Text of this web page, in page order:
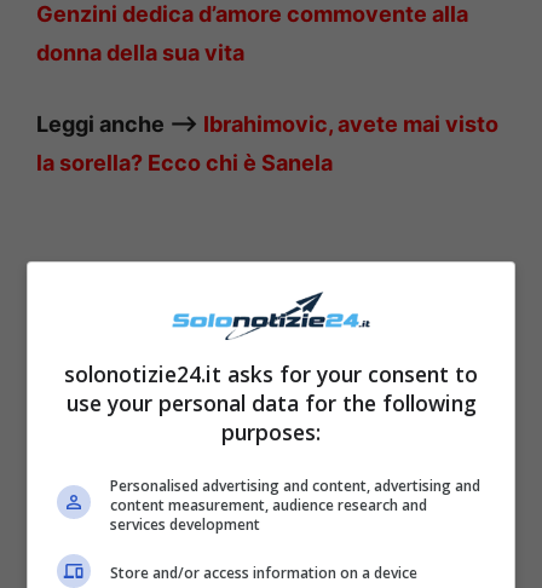
Genzini dedica d’amore commovente alla
donna della sua vita
Leggi anche —–> Ibrahimovic, avete mai visto
la sorella? Ecco chi è Sanela
Gli altri ospiti della serata
solonotizie24.it asks for your consent to
use your personal data for the following
purposes:
Personalised advertising and content, advertising and
content measurement, audience research and
services development
Store and/or access information on a device